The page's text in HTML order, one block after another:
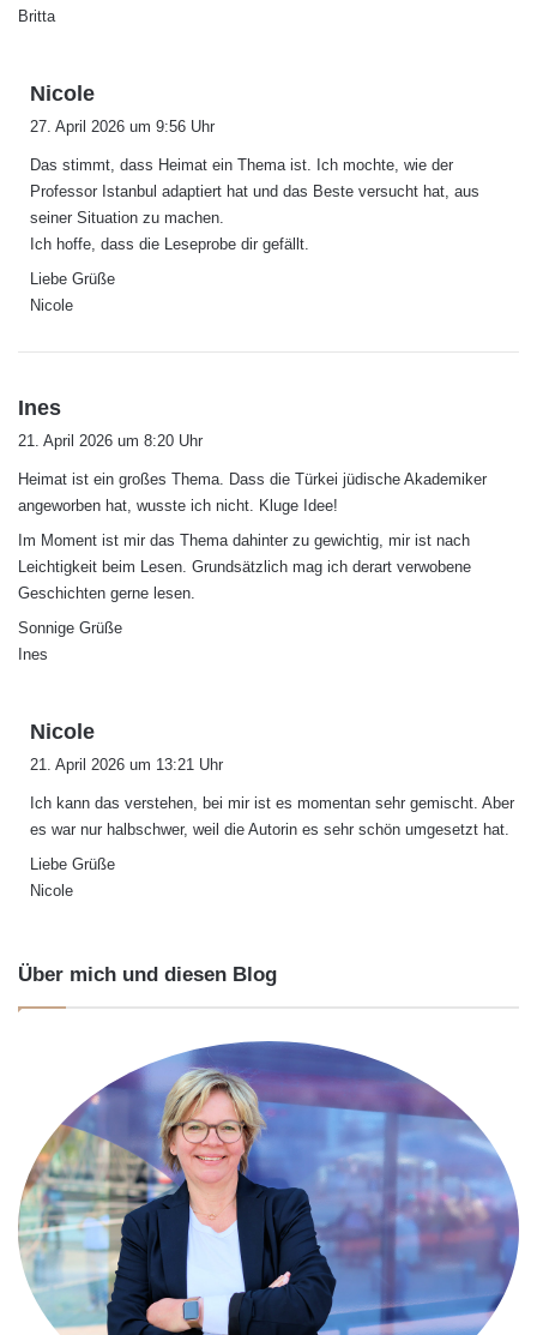
Britta
Nicole
t
27. April 2026 um 9:56 Uhr
Das stimmt, dass Heimat ein Thema ist. Ich mochte, wie der
Professor Istanbul adaptiert hat und das Beste versucht hat, aus
seiner Situation zu machen.
Ich hoffe, dass die Leseprobe dir gefällt.
Liebe Grüße
Nicole
Ines
t
:
21. April 2026 um 8:20 Uhr
Heimat ist ein großes Thema. Dass die Türkei jüdische Akademiker
angeworben hat, wusste ich nicht. Kluge Idee!
Im Moment ist mir das Thema dahinter zu gewichtig, mir ist nach
Leichtigkeit beim Lesen. Grundsätzlich mag ich derart verwobene
Geschichten gerne lesen.
Sonnige Grüße
Ines
Nicole
t
:
21. April 2026 um 13:21 Uhr
Ich kann das verstehen, bei mir ist es momentan sehr gemischt. Aber
es war nur halbschwer, weil die Autorin es sehr schön umgesetzt hat.
Liebe Grüße
Nicole
Über mich und diesen Blog